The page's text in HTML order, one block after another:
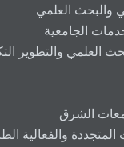
والبحث العلمي
الجامعية
العلمي والتطوير
الشرق
والفعالية